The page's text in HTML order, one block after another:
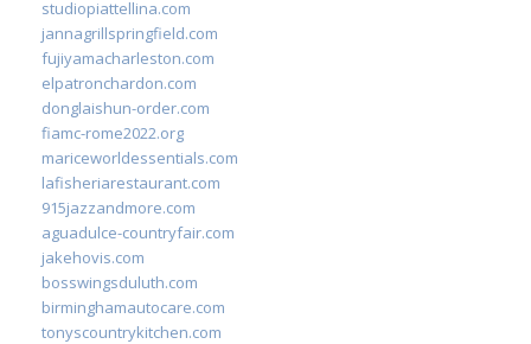
studiopiattellina.com
jannagrillspringfield.com
fujiyamacharleston.com
elpatronchardon.com
donglaishun-order.com
fiamc-rome2022.org
mariceworldessentials.com
lafisheriarestaurant.com
915jazzandmore.com
aguadulce-countryfair.com
jakehovis.com
bosswingsduluth.com
birminghamautocare.com
tonyscountrykitchen.com